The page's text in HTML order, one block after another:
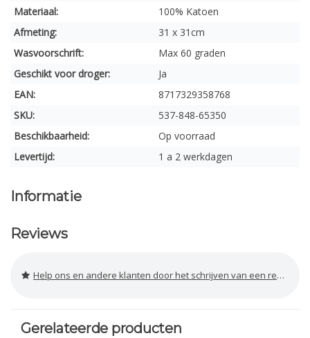
Materiaal:
100% Katoen
Afmeting:
31 x 31cm
Wasvoorschrift:
Max 60 graden
Geschikt voor droger:
Ja
EAN:
8717329358768
SKU:
537-848-65350
Beschikbaarheid:
Op voorraad
Levertijd:
1 a 2 werkdagen
Informatie
Reviews
Help ons en andere klanten door het schrijven van een review
Gerelateerde producten